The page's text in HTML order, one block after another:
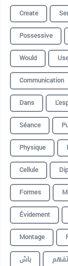
Create
Possessive
Would
Communication
Dans
Séance
Physique
Cellule
Formes
Évidement
Montage
باش
تفهم